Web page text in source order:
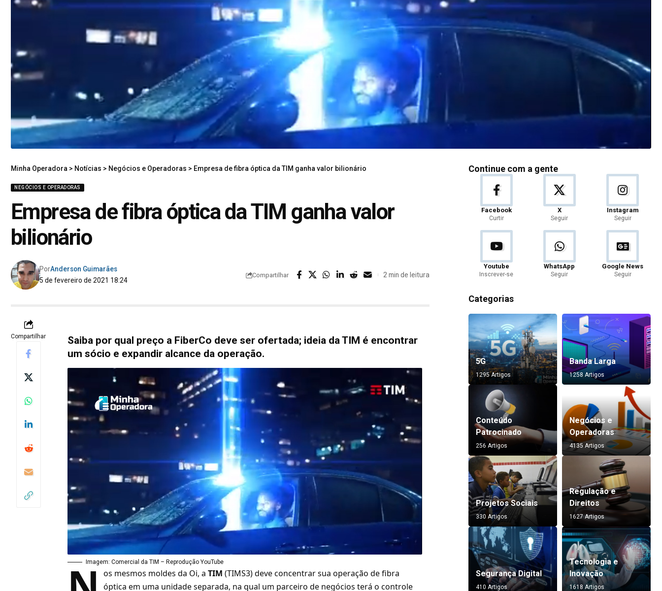
Minha Operadora > Notícias > Negócios e Operadoras > Empresa de fibra óptica da TIM ganha valor bilionário
NEGÓCIOS E OPERADORAS
Empresa de fibra óptica da TIM ganha valor
bilionário
5 de fevereiro de 2021 18:24
PorAnderson Guimarães
Compartilhar 2 min de leitura
Compartilhar
Saiba por qual preço a FiberCo deve ser ofertada; ideia da TIM é encontrar
um sócio e expandir alcance da operação.
Imagem: Comercial da TIM – Reprodução YouTube
os mesmos moldes da Oi, aTIM (TIMS3) deve concentrar sua operação defibra
óptica em uma unidade separada, na qual um parceiro de negócios terá o controle
Continue com a gente
Facebook
Curtir
X
Seguir
Instagram
Seguir
Youtube
Inscrever-se
WhatsApp
Seguir
Google News
Seguir
Categorias
5G
1295 Artigos
Banda Larga
1258 Artigos
Conteúdo
Patrocinado
256 Artigos
Negócios e
Operadoras
4135 Artigos
Projetos Sociais
330 Artigos
Regulação e
Direitos
1627 Artigos
Segurança Digital
410 Artigos
Tecnologia e
Inovação
1618 Artigos